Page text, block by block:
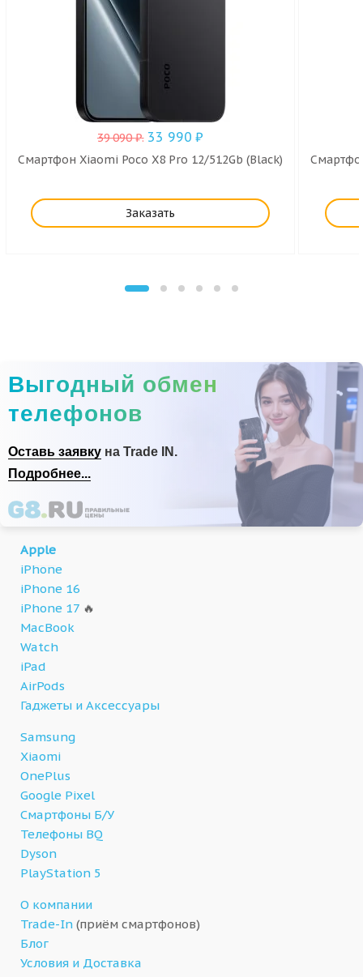
39 090₽. 33 990₽
Смартфон Xiaomi Poco X8 Pro 12/512Gb (Black)
Заказать
Выгодный обмен
телефонов
Оставь заявку на Trade IN.
Подробнее...
Apple
iPhone
iPhone 16
iPhone 17 🔥
MacBook
Watch
iPad
AirPods
Гаджеты и Аксессуары
Samsung
Xiaomi
OnePlus
Google Pixel
Смартфоны Б/У
Телефоны BQ
Dyson
PlayStation 5
О компании
Trade-In (приём смартфонов)
Блог
Условия и Доставка